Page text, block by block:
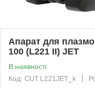
Апарат для
100 (L221 II) JET
В наявності
Код: CUT.L221JET_k